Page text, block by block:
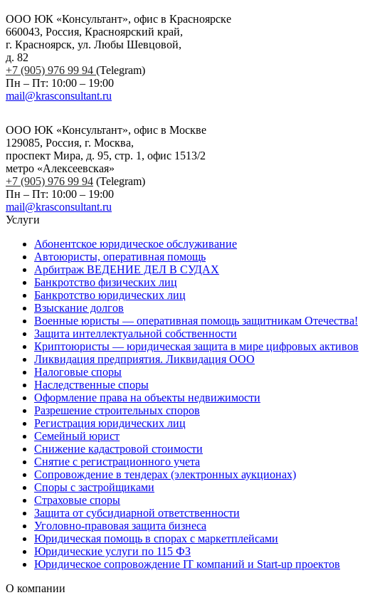
ООО ЮК «Консультант», офис в Красноярске
660043, Россия, Красноярский край,
г. Красноярск, ул. Любы Шевцовой,
д. 82
+7 (905) 976 99 94 (Telegram)
Пн – Пт: 10:00 – 19:00
mail@krasconsultant.ru
ООО ЮК «Консультант», офис в Москве
129085, Россия, г. Москва,
проспект Мира, д. 95, стр. 1, офис 1513/2
метро «Алексеевская»
+7 (905) 976 99 94 (Telegram)
Пн – Пт: 10:00 – 19:00
mail@krasconsultant.ru
Услуги
Абонентское юридическое обслуживание
Автоюристы, оперативная помощь
Арбитраж ВЕДЕНИЕ ДЕЛ В СУДАХ
Банкротство физических лиц
Банкротство юридических лиц
Взыскание долгов
Военные юристы — оперативная помощь защитникам Отечества!
Защита интеллектуальной собственности
Криптоюристы — юридическая защита в мире цифровых активов
Ликвидация предприятия. Ликвидация ООО
Налоговые споры
Наследственные споры
Оформление права на объекты недвижимости
Разрешение строительных споров
Регистрация юридических лиц
Семейный юрист
Снижение кадастровой стоимости
Снятие с регистрационного учета
Сопровождение в тендерах (электронных аукционах)
Споры с застройщиками
Страховые споры
Защита от субсидиарной ответственности
Уголовно-правовая защита бизнеса
Юридическая помощь в спорах с маркетплейсами
Юридические услуги по 115 ФЗ
Юридическое сопровождение IT компаний и Start-up проектов
О компании